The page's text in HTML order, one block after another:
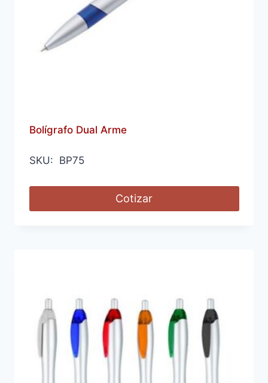
Bolígrafo Dual Arme
SKU: BP75
Cotizar